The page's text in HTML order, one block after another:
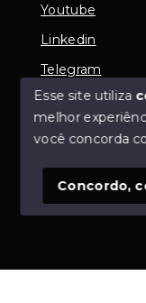
Youtube
Linkedin
Telegram
© Copyright 2026
SITE PARA IMOBILIARIA
Esse site utiliza
melhor
você concorda
Concordo,